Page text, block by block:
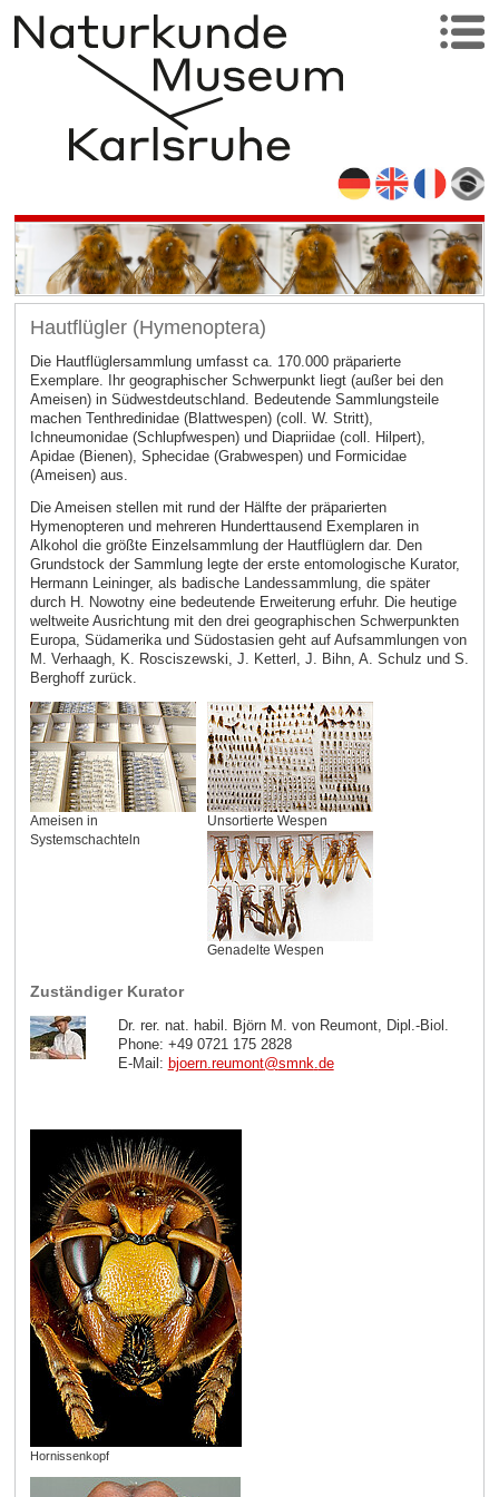
Hautflügler (Hymenoptera)
Die Hautflüglersammlung umfasst ca. 170.000 präparierte
Exemplare. Ihr geographischer Schwerpunkt liegt (außer bei den
Ameisen) in Südwestdeutschland. Bedeutende Sammlungsteile
machen Tenthredinidae (Blattwespen) (coll. W. Stritt),
Ichneumonidae (Schlupfwespen) und Diapriidae (coll. Hilpert),
Apidae (Bienen), Sphecidae (Grabwespen) und Formicidae
(Ameisen) aus.
Die Ameisen stellen mit rund der Hälfte der präparierten
Hymenopteren und mehreren Hunderttausend Exemplaren in
Alkohol die größte Einzelsammlung der Hautflüglern dar. Den
Grundstock der Sammlung legte der erste entomologische Kurator,
Hermann Leininger, als badische Landessammlung, die später
durch H. Nowotny eine bedeutende Erweiterung erfuhr. Die heutige
weltweite Ausrichtung mit den drei geographischen Schwerpunkten
Europa, Südamerika und Südostasien geht auf Aufsammlungen von
M. Verhaagh, K. Rosciszewski, J. Ketterl, J. Bihn, A. Schulz und S.
Berghoff zurück.
Ameisen in
Systemschachteln
Unsortierte Wespen
Genadelte Wespen
Zuständiger Kurator
Dr. rer. nat. habil. Björn M. von Reumont, Dipl.-Biol.
Phone: +49 0721 175 2828
E-Mail: bjoern.reumont@smnk de
Hornissenkopf